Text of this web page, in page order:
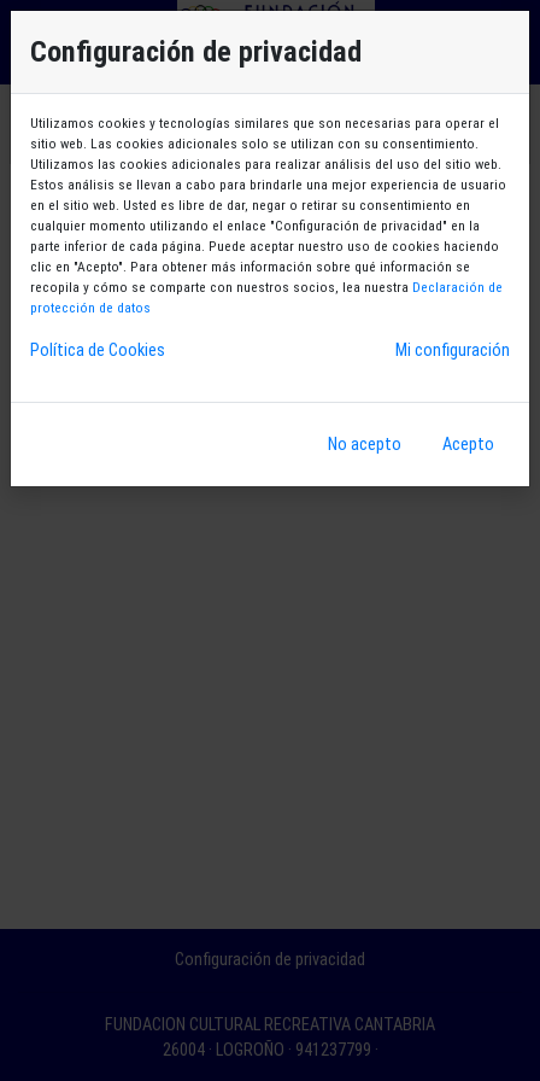
Debe identificarse para poder continuar
OK
Configuración de privacidad
FUNDACION CULTURAL RECREATIVA CANTABRIA
26004 · LOGROÑO · 941237799 ·
Configuración de privacidad
Utilizamos cookies y tecnologías similares que son necesarias para operar el
sitio web. Las cookies adicionales solo se utilizan con su consentimiento.
Utilizamos las cookies adicionales para realizar análisis del uso del sitio web.
Estos análisis se llevan a cabo para brindarle una mejor experiencia de usuario
en el sitio web. Usted es libre de dar, negar o retirar su consentimiento en
cualquier momento utilizando el enlace "Configuración de privacidad" en la
parte inferior de cada página. Puede aceptar nuestro uso de cookies haciendo
clic en "Acepto". Para obtener más información sobre qué información se
recopila y cómo se comparte con nuestros socios, lea nuestra Declaración de
protección de datos
Política de Cookies Mi configuración
No acepto Acepto